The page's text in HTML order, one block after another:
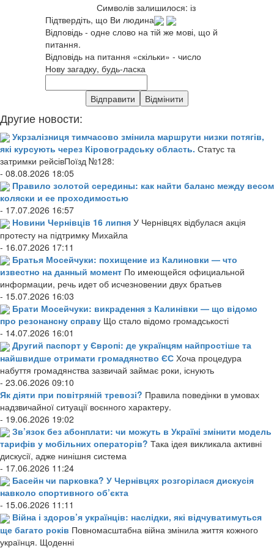
Символів залишилося: із
Підтвердіть, що Ви людина
Відповідь - одне слово на тій же мові, що й
питання.
Відповідь на питання «скільки» - число
Нову загадку, будь-ласка
Другие новости:
Укрзалізниця тимчасово змінила маршрути низки потягів,
які курсують через Кіровоградську область. Статус та
затримки рейсівПоїзд №128:
- 08.08.2026 18:05
Правило золотой середины: как найти баланс между весом
коляски и ее проходимостью
- 17.07.2026 16:57
Новини Чернівців 16 липня У Чернівцях відбулася акція
протесту на підтримку Михайла
- 16.07.2026 17:11
Братья Мосейчуки: похищение из Калиновки — что
известно на данный момент По имеющейся официальной
информации, речь идет об исчезновении двух братьев
- 15.07.2026 16:03
Брати Мосейчуки: викрадення з Калинівки — що відомо
про резонансну справу Що стало відомо громадськості
- 14.07.2026 16:01
Другий паспорт у Європі: де українцям найпростіше та
найшвидше отримати громадянство ЄС Хоча процедура
набуття громадянства зазвичай займає роки, існують
- 23.06.2026 09:10
Як діяти при повітряній тревозі? Правила поведінки в умовах
надзвичайної ситуації воєнного характеру.
- 19.06.2026 19:02
Зв’язок без абонплати: чи можуть в Україні змінити модель
тарифів у мобільних операторів? Така ідея викликала активні
дискусії, адже нинішня система
- 17.06.2026 11:24
Басейн чи парковка? У Чернівцях розгорілася дискусія
навколо спортивного об’єкта
- 15.06.2026 11:11
Війна і здоров’я українців: наслідки, які відчуватимуться
ще багато років Повномасштабна війна змінила життя кожного
українця. Щоденні